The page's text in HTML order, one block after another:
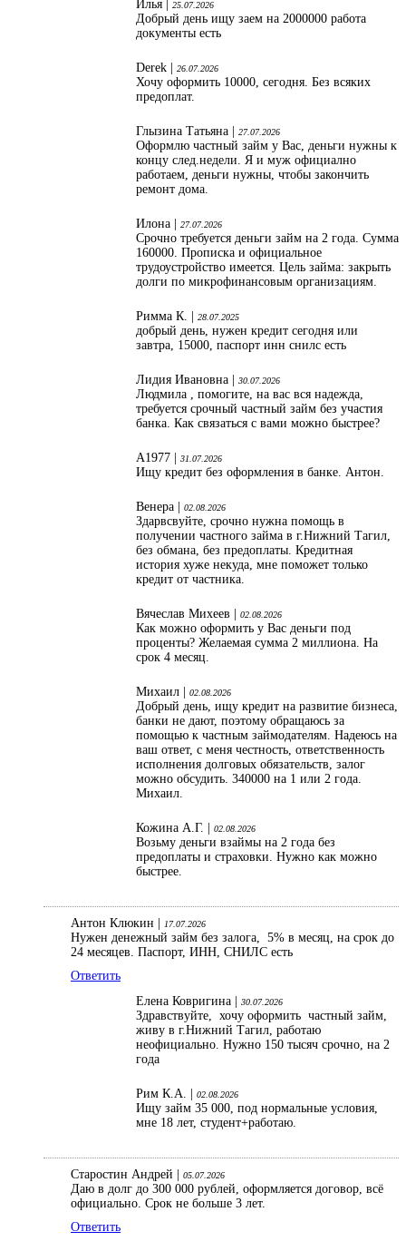
Илья | 25.07.2026
Добрый день ищу заем на 2000000 работа
документы есть
Derek | 26.07.2026
Хочу оформить 10000, сегодня. Без всяких
предоплат.
Глызина Татьяна | 27.07.2026
Оформлю частный займ у Вас, деньги нужны к
концу след.недели. Я и муж официално
работаем, деньги нужны, чтобы закончить
ремонт дома.
Илона | 27.07.2026
Срочно требуется деньги займ на 2 года. Сумма
160000. Прописка и официальное
трудоустройство имеется. Цель займа: закрыть
долги по микрофинансовым организациям.
Римма К. | 28.07.2025
добрый день, нужен кредит сегодня или
завтра, 15000, паспорт инн снилс есть
Лидия Ивановна | 30.07.2026
Людмила , помогите, на вас вся надежда,
требуется срочный частный займ без участия
банка. Как связаться с вами можно быстрее?
А1977 | 31.07.2026
Ищу кредит без оформления в банке. Антон.
Венера | 02.08.2026
Здарвсвуйте, срочно нужна помощь в
получении частного займа в г.Нижний Тагил,
без обмана, без предоплаты. Кредитная
история хуже некуда, мне поможет только
кредит от частника.
Вячеслав Михеев | 02.08.2026
Как можно оформить у Вас деньги под
проценты? Желаемая сумма 2 миллиона. На
срок 4 месяц.
Михаил | 02.08.2026
Добрый день, ищу кредит на развитие бизнеса,
банки не дают, поэтому обращаюсь за
помощью к частным займодателям. Надеюсь на
ваш ответ, с меня честность, ответственность
исполнения долговых обязательств, залог
можно обсудить. 340000 на 1 или 2 года.
Михаил.
Кожина А.Г. | 02.08.2026
Возьму деньги взаймы на 2 года без
предоплаты и страховки. Нужно как можно
быстрее.
Антон Клюкин | 17.07.2026
Нужен денежный займ без залога, 5% в месяц, на срок до
24 месяцев. Паспорт, ИНН, СНИЛС есть
Ответить
Елена Ковригина |
30.07.2026
Здравствуйте, хочу оформить частный займ,
живу в г.Нижний Тагил, работаю
неофициально. Нужно 150 тысяч срочно, на 2
года
Рим К.А. | 02.08.2026
Ищу займ 35 000, под нормальные условия,
мне 18 лет, студент+работаю.
Старостин Андрей | 05.07.2026
Даю в долг до 300 000 рублей, оформляется договор, всё
официально. Срок не больше 3 лет.
Ответить